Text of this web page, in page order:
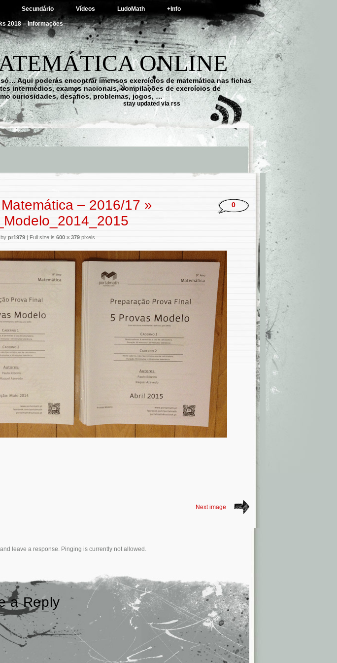
Secundário Vídeos LudoMath +Info
2018 – Informações
ONLINE
Aqui poderás encontrar imensos exercícios de matemática nas fichas
intermédios, exames nacionais, compilações de exercícios de
curiosidades, desafios, problemas, jogos, …
stay updated via rss
– 2016/17 »
pr1979 | Full size is 600 × 379 pixels
0
Next image
leave a response. Pinging is currently not allowed.
a Reply